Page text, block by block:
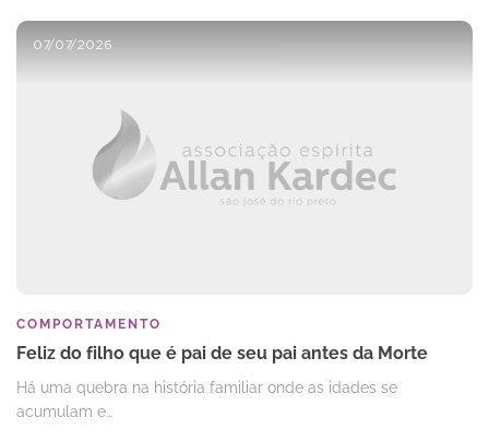
07/07/2026
COMPORTAMENTO
Feliz do filho que é pai de seu pai antes da Morte
Há uma quebra na história familiar onde as idades se
acumulam e…